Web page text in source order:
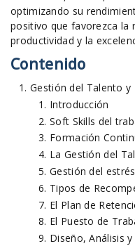
optimizando su
positivo que favorezca la
productividad y la
Contenido
Gestión del Talento y
Introducción
Soft Skills del
Formación
La Gestión del
Gestión del
Tipos de
El Plan de
El Puesto de
Diseño, Análisis